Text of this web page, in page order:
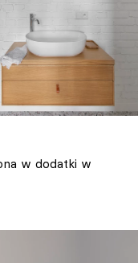
w dodatki w